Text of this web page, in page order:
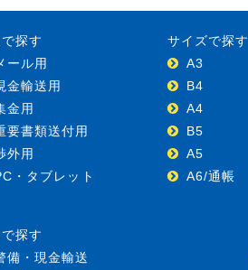
探す
ール用
金輸送用
金用
要書類送付用
外用
・タブレット
サイズで探す
A3
B4
A4
B5
A5
A6/通帳
探す
備・現金輸送